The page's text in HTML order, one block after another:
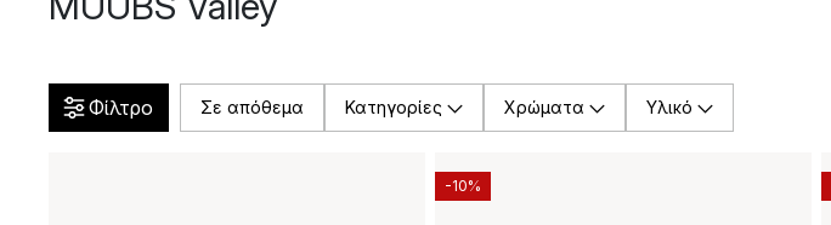
Φίλτρο Σε απόθεμα Κατηγορίες Χρώματα Υλικό
-10%